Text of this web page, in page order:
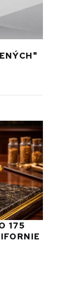
175